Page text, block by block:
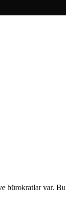
bürokratlar var. Bu